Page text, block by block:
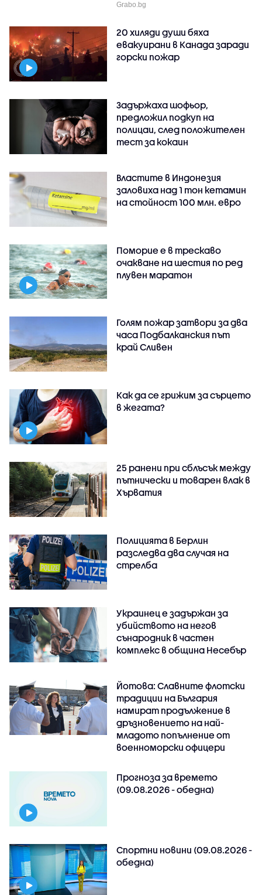
Grabo.bg
20 хиляди души бяха
евакуирани в Канада заради
горски пожар
Задържаха шофьор,
предложил подкуп на
полицаи, след положителен
тест за кокаин
Властите в Индонезия
заловиха над 1 тон кетамин
на стойност 100 млн. евро
Поморие е в трескаво
очакване на шестия по ред
плувен маратон
Голям пожар затвори за два
часа Подбалканския път
край Сливен
Как да се грижим за сърцето
в жегата?
25 ранени при сблъсък между
пътнически и товарен влак в
Хърватия
Полицията в Берлин
разследва два случая на
стрелба
Украинец е задържан за
убийството на негов
сънародник в частен
комплекс в община Несебър
Йотова: Славните флотски
традиции на България
намират продължение в
дръзновението на най-
младото попълнение от
военноморски офицери
Прогноза за времето
(09.08.2026 - обедна)
Спортни новини (09.08.2026 -
обедна)